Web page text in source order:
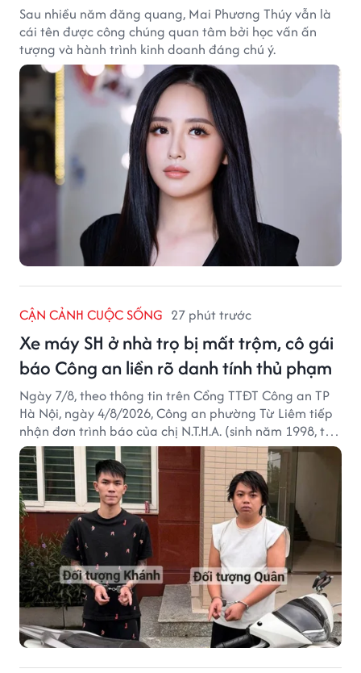
Sau nhiều năm đăng quang, Mai Phương Thúy vẫn là
cái tên được công chúng quan tâm bởi học vấn ấn
tượng và hành trình kinh doanh đáng chú ý.
CẬN CẢNH CUỘC SỐNG 27 phút trước
Xe máy SH ở nhà trọ bị mất trộm, cô gái
báo Công an liền rõ danh tính thủ phạm
Ngày 7/8, theo thông tin trên Cổng TTĐT Công an TP
Hà Nội, ngày 4/8/2026, Công an phường Từ Liêm tiếp
nhận đơn trình báo của chị N.T.H.A. (sinh năm 1998, trú
tại phường Từ Liêm) về việc bị kẻ gian lấy trộm chiếc
xe mô tô Honda SH 125i, tại khu nhà trọ nơi đang sinh
sống.